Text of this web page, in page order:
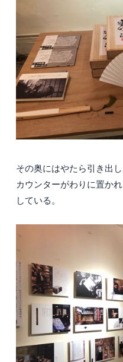
その奥にはやたら引き出
カウンターがわりに置か
している。